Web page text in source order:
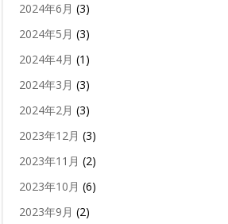
2024年6月 (3)
2024年5月 (3)
2024年4月 (1)
2024年3月 (3)
2024年2月 (3)
2023年12月 (3)
2023年11月 (2)
2023年10月 (6)
2023年9月 (2)